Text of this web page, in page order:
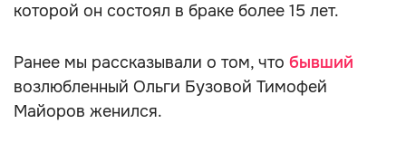
которой он состоял в браке более 15 лет.
Ранее мы рассказывали о том, что бывший
возлюбленный Ольги Бузовой Тимофей
Майоров женился.